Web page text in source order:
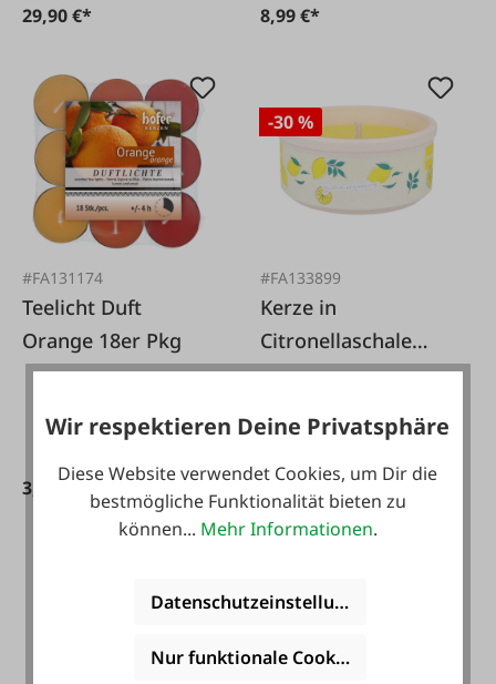
29,90 €* 8,99 €*
#FA131174
Teelicht Duft
Orange 18er Pkg
3,99 €*
-30 %
#FA133899
Kerze in
Citronellaschale
Summerfeeling
6,99 €* 9,99 €*
Wir respektieren Deine Privatsphäre
Diese Website verwendet Cookies, um Dir die
bestmögliche Funktionalität bieten zu
können... Mehr Informationen.
Datenschutzeinstellungen
Nur funktionale Cookies akzeptieren